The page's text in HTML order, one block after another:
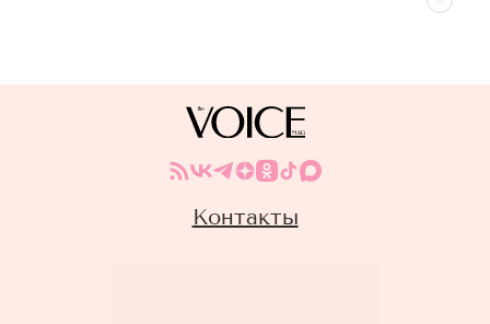
Контакты